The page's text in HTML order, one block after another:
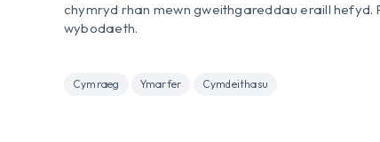
chymryd rhan mewn gweithgareddau eraill hefyd.
wybodaeth.
Cymraeg Ymarfer Cymdeithasu